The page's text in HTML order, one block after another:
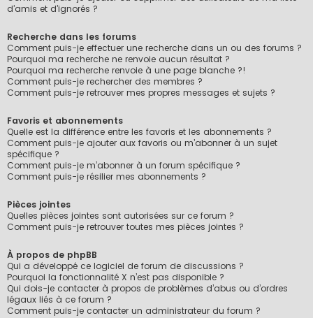
d’amis et d’ignorés ?
Recherche dans les forums
Comment puis-je effectuer une recherche dans un ou des forums ?
Pourquoi ma recherche ne renvoie aucun résultat ?
Pourquoi ma recherche renvoie à une page blanche ?!
Comment puis-je rechercher des membres ?
Comment puis-je retrouver mes propres messages et sujets ?
Favoris et abonnements
Quelle est la différence entre les favoris et les abonnements ?
Comment puis-je ajouter aux favoris ou m’abonner à un sujet
spécifique ?
Comment puis-je m’abonner à un forum spécifique ?
Comment puis-je résilier mes abonnements ?
Pièces jointes
Quelles pièces jointes sont autorisées sur ce forum ?
Comment puis-je retrouver toutes mes pièces jointes ?
À propos de phpBB
Qui a développé ce logiciel de forum de discussions ?
Pourquoi la fonctionnalité X n’est pas disponible ?
Qui dois-je contacter à propos de problèmes d’abus ou d’ordres
légaux liés à ce forum ?
Comment puis-je contacter un administrateur du forum ?